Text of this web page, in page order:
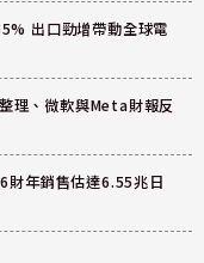
出口勁增帶動全球電
理、微軟與Meta財報反
財年銷售估達6.55兆日